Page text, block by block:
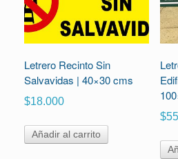
Letrero Recinto Sin
Salvavidas | 40×30 cms
$18.000
Añadir al carrito
$